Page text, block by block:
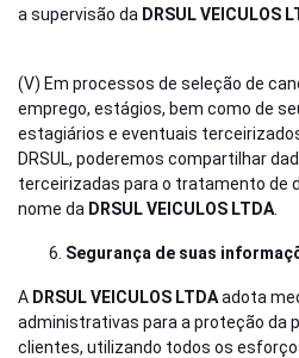
a supervisão da DRSUL VEICULOS
(V) Em processos de seleção de
emprego, estágios, bem como de
estagiários e eventuais
DRSUL, poderemos compartilhar
terceirizadas para o tratamento de
nome da DRSUL VEICULOS LTDA
Segurança de suas
A DRSUL VEICULOS LTDAadota
administrativas para a proteção da
clientes, utilizando todos os